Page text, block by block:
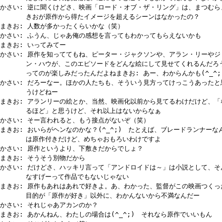
かさい: 逆に聞くけどさ、映画「ロード・オブ・ザ・リング」は、まつむら
きおが原作から得たイメージを超えるシーンはなかったの？
まきお: 人数が多かったくらいかな（笑）
かさい: ふうん、じゃあ俺の感想を言ってもわかってもらえないかも
まきお: いってみてー
かさい: 原作を知っててもね、ピーター・ジャクソンや、アラン・リーやジ
ン・ハウが、このエピソードをどんな絵にして見せてくれるんだろ
ってのが楽しみだったんだよねまきお: あー、わからんかも
かさい: だろーなー。ほかの人たちも、そういう見方ってけっこうあったと
うけどねー
まきお: アランリーの絵とか、当然、映画化以前から見てるわけだけど、「
るほど」と思うけど、それ以上はないからなぁ
かさい: そー言われると、もう接点がないぞ（笑）
まきお: おいらがヘンなのかな？(^_^;) たとえば、ブレードランナーな
は原作付きだけど、めちゃおもろいわけですよ
かさい: 原作というより、下敷きだからでしょ？
まきお: そうそう別物だから
かさい: だけどさ、ハッキリ言って「アンドロイドは～」は小説として、そ
なすげーって作品でもないじゃない
まきお: 原作もあれはあれで好きよ。あ、わかった、監督がこの映画つくっ
目的が「原作が好き」以外に、わかんないから不満なんだー
かさい: それじゃあアカンのか？
まきお: あかんねん、わたしの場合は(^_^;) それなら原作でいいもん